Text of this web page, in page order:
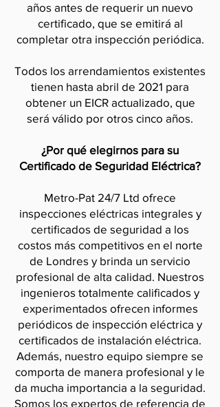
años antes de requerir un nuevo
certificado, que se emitirá al
completar otra inspección periódica.
Todos los arrendamientos existentes
tienen hasta abril de 2021 para
obtener un EICR actualizado, que
será válido por otros cinco años.
¿Por qué elegirnos para su
Certificado de Seguridad Eléctrica?
Metro-Pat 24/7 Ltd ofrece
inspecciones eléctricas integrales y
certificados de seguridad a los
costos más competitivos en el norte
de Londres y brinda un servicio
profesional de alta calidad. Nuestros
ingenieros totalmente calificados y
experimentados ofrecen informes
periódicos de inspección eléctrica y
certificados de instalación eléctrica.
Además, nuestro equipo siempre se
comporta de manera profesional y le
da mucha importancia a la seguridad.
Somos los expertos de referencia de